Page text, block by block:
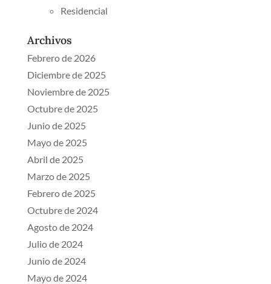
Residencial
Archivos
Febrero de 2026
Diciembre de 2025
Noviembre de 2025
Octubre de 2025
Junio de 2025
Mayo de 2025
Abril de 2025
Marzo de 2025
Febrero de 2025
Octubre de 2024
Agosto de 2024
Julio de 2024
Junio de 2024
Mayo de 2024